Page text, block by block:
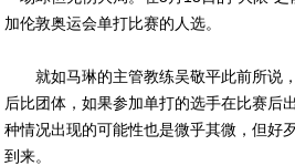
加伦敦奥运会单打比赛的人选。
就如马琳的主管教练吴敬平此前所说，
后比团体，如果参加单打的选手在比赛后
种情况出现的可能性也是微乎其微，但好
到来。